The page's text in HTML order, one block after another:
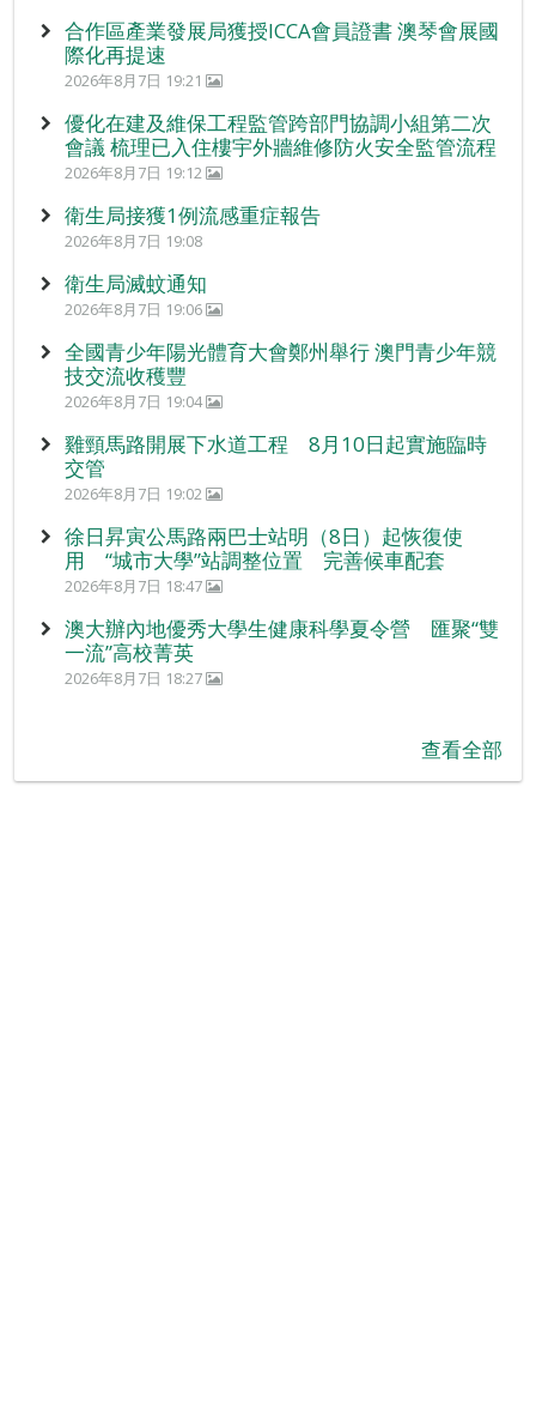
合作區產業發展局獲授ICCA會員證書 澳琴會展國
際化再提速
2026年8月7日 19:21
優化在建及維保工程監管跨部門協調小組第二次
會議 梳理已入住樓宇外牆維修防火安全監管流程
2026年8月7日 19:12
衛生局接獲1例流感重症報告
2026年8月7日 19:08
衛生局滅蚊通知
2026年8月7日 19:06
全國青少年陽光體育大會鄭州舉行 澳門青少年競
技交流收穫豐
2026年8月7日 19:04
雞頸馬路開展下水道工程 8月10日起實施臨時
交管
2026年8月7日 19:02
徐日昇寅公馬路兩巴士站明（8日）起恢復使
用 “城市大學”站調整位置 完善候車配套
2026年8月7日 18:47
澳大辦內地優秀大學生健康科學夏令營 匯聚“雙
一流”高校菁英
2026年8月7日 18:27
查看全部